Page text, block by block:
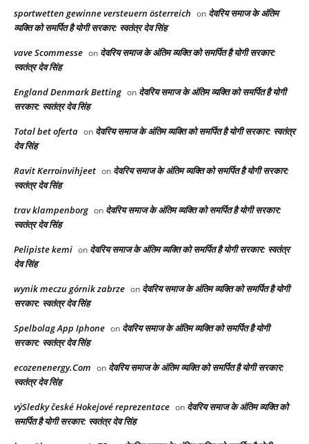
sportwetten gewinne versteuern österreich on देवरिय समाज के अंतिम
व्यक्ति को समर्पित है योगी सरकार: स्वतंत्र देव सिंह
vave Scommesse on देवरिय समाज के अंतिम व्यक्ति को समर्पित है योगी सरकार:
स्वतंत्र देव सिंह
England Denmark Betting on देवरिय समाज के अंतिम व्यक्ति को समर्पित है योगी
सरकार: स्वतंत्र देव सिंह
Total bet oferta on देवरिय समाज के अंतिम व्यक्ति को समर्पित है योगी सरकार: स्वतंत्र
देव सिंह
Ravit Kerroinvihjeet on देवरिय समाज के अंतिम व्यक्ति को समर्पित है योगी सरकार:
स्वतंत्र देव सिंह
trav klampenborg on देवरिय समाज के अंतिम व्यक्ति को समर्पित है योगी सरकार:
स्वतंत्र देव सिंह
Pelipiste kemi on देवरिय समाज के अंतिम व्यक्ति को समर्पित है योगी सरकार: स्वतंत्र
देव सिंह
wynik meczu górnik zabrze on देवरिय समाज के अंतिम व्यक्ति को समर्पित है योगी
सरकार: स्वतंत्र देव सिंह
Spelbolag App Iphone on देवरिय समाज के अंतिम व्यक्ति को समर्पित है योगी
सरकार: स्वतंत्र देव सिंह
ecozenenergy.Com on देवरिय समाज के अंतिम व्यक्ति को समर्पित है योगी सरकार:
स्वतंत्र देव सिंह
výSledky české Hokejové reprezentace on देवरिय समाज के अंतिम व्यक्ति को
समर्पित है योगी सरकार: स्वतंत्र देव सिंह